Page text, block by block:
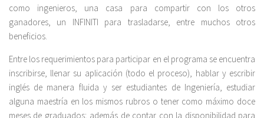
como ingenieros, una casa para compartir con los otros
ganadores, un INFINITI para trasladarse, entre muchos otros
beneficios.
Entre los requerimientos para participar en el programa se encuentra
inscribirse, llenar su aplicación (todo el proceso), hablar y escribir
inglés de manera fluida y ser estudiantes de Ingeniería, estudiar
alguna maestría en los mismos rubros o tener como máximo doce
meses de graduados; además de contar con la disponibilidad para